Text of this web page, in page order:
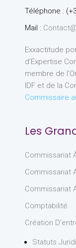
Téléphone :
Mail :
Exxactitude
d’Expertise
membre de
IDF et de la
Commissaire
Les
Commissariat
Commissariat
Commissariat
Comptabilité
Création
Statuts